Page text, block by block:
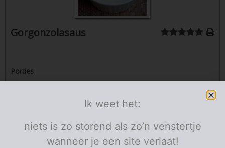
Gorgonzolasaus
Porties
4 personen
200 ml
room
mascarpone
Ik weet het:
niets is zo storend als zo’n venstertje
wanneer je een site verlaat!